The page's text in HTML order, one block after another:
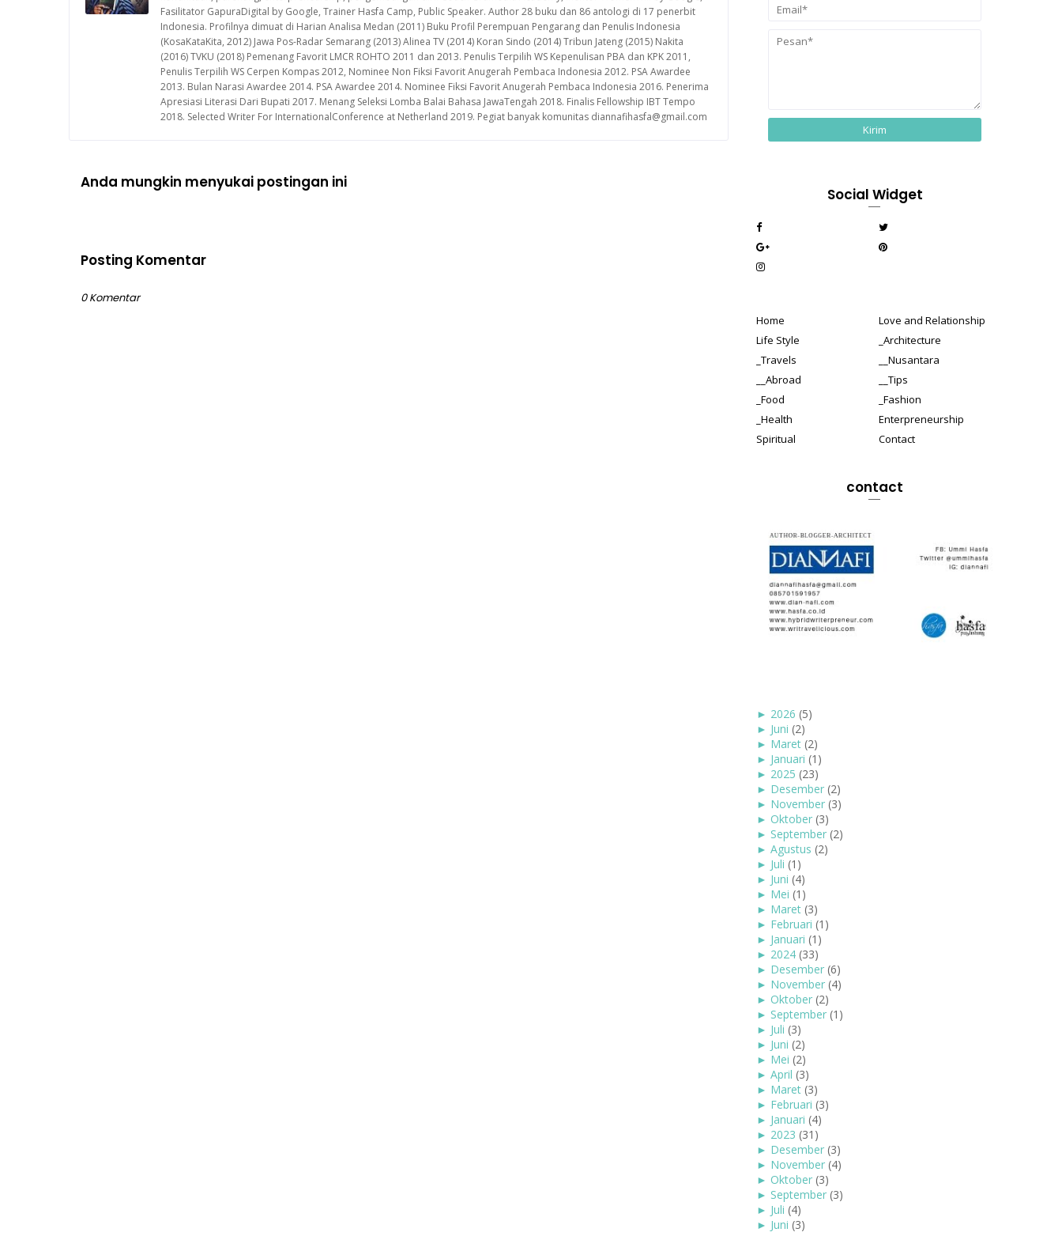
Fasilitator GapuraDigital by Google, Trainer Hasfa Camp, Public Speaker. Author 28 buku dan 86 antologi di 17 penerbit
Indonesia. Profilnya dimuat di Harian Analisa Medan (2011) Buku Profil Perempuan Pengarang dan Penulis Indonesia
(KosaKataKita, 2012) Jawa Pos-Radar Semarang (2013) Alinea TV (2014) Koran Sindo (2014) Tribun Jateng (2015) Nakita
(2016) TVKU (2018) Pemenang Favorit LMCR ROHTO 2011 dan 2013. Penulis Terpilih WS Kepenulisan PBA dan KPK 2011,
Penulis Terpilih WS Cerpen Kompas 2012, Nominee Non Fiksi Favorit Anugerah Pembaca Indonesia 2012. PSA Awardee
2013. Bulan Narasi Awardee 2014. PSA Awardee 2014. Nominee Fiksi Favorit Anugerah Pembaca Indonesia 2016. Penerima
Apresiasi Literasi Dari Bupati 2017. Menang Seleksi Lomba Balai Bahasa JawaTengah 2018. Finalis Fellowship IBT Tempo
2018. Selected Writer For InternationalConference at Netherland 2019. Pegiat banyak komunitas diannafihasfa@gmail.com
Anda mungkin menyukai postingan ini
Posting Komentar
0 Komentar
Social Widget
Home
Love and Relationship
Life Style
_Architecture
_Travels
__Nusantara
__Abroad
__Tips
_Food
_Fashion
_Health
Enterpreneurship
Spiritual
Contact
contact
► 2026 (5)
► Juni (2)
► Maret (2)
► Januari (1)
► 2025 (23)
► Desember (2)
► November (3)
► Oktober (3)
► September (2)
► Agustus (2)
► Juli (1)
► Juni (4)
► Mei (1)
► Maret (3)
► Februari (1)
► Januari (1)
► 2024 (33)
► Desember (6)
► November (4)
► Oktober (2)
► September (1)
► Juli (3)
► Juni (2)
► Mei (2)
► April (3)
► Maret (3)
► Februari (3)
► Januari (4)
► 2023 (31)
► Desember (3)
► November (4)
► Oktober (3)
► September (3)
► Juli (4)
► Juni (3)